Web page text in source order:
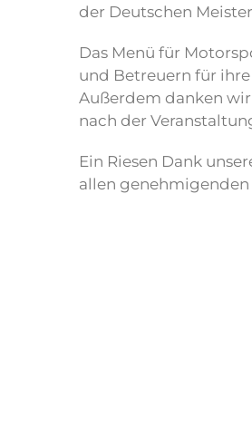
der Deutschen
Das Menü für
und Betreuern für
Außerdem danken
nach der
Ein Riesen Dank
allen